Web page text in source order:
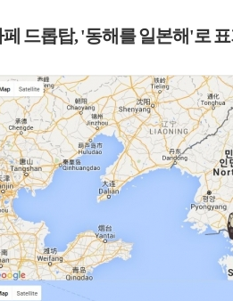
페 드롭탑, '동해를 일본해'로